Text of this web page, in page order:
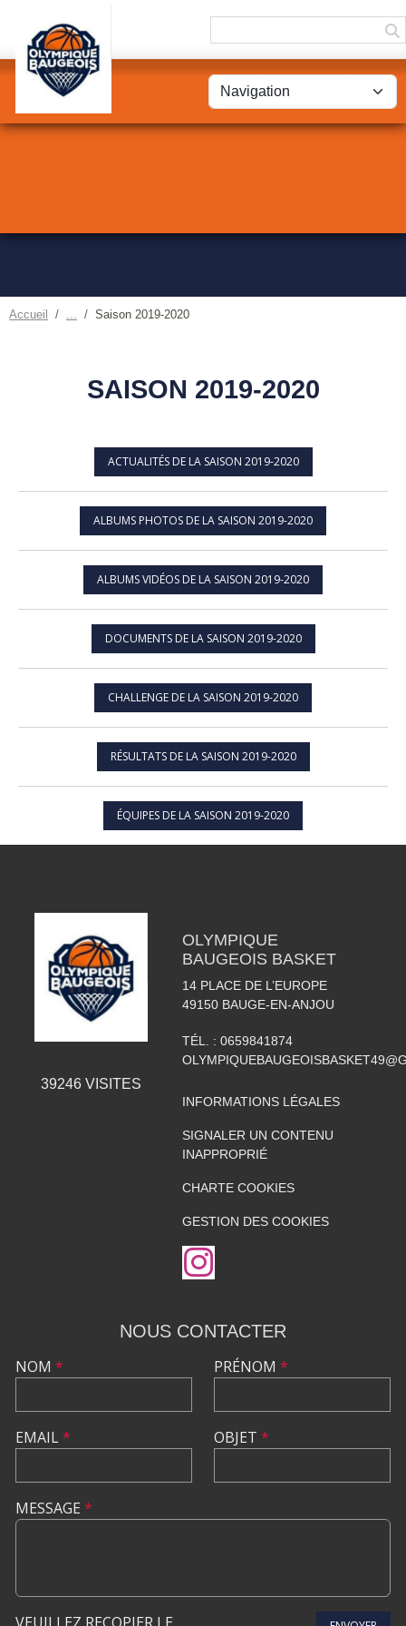
Accueil Saison 2019-2020
SAISON 2019-2020
ACTUALITÉS DE LA SAISON 2019-2020
ALBUMS PHOTOS DE LA SAISON 2019-2020
ALBUMS VIDÉOS DE LA SAISON 2019-2020
DOCUMENTS DE LA SAISON 2019-2020
CHALLENGE DE LA SAISON 2019-2020
RÉSULTATS DE LA SAISON 2019-2020
ÉQUIPES DE LA SAISON 2019-2020
39246VISITES
OLYMPIQUE
BAUGEOIS BASKET
14 PLACE DE L’EUROPE
49150 BAUGE-EN-ANJOU
TÉL. : 0659841874
INFORMATIONS LÉGALES
SIGNALER UN CONTENU
INAPPROPRIÉ
CHARTE COOKIES
GESTION DES COOKIES
NOUS CONTACTER
NOM *
EMAIL*
PRÉNOM *
OBJET *
MESSAGE *
VEUILLEZ RECOPIER LE